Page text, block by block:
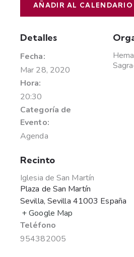
AÑADIR AL CALENDARIO
Detalles
Fecha:
Mar 28, 2020
Hora:
20:30
Categoría de
Evento:
Agenda
Recinto
Iglesia de San Martín
Plaza de San Martín
Sevilla, Sevilla 41003 España
+ Google Map
Teléfono
954382005